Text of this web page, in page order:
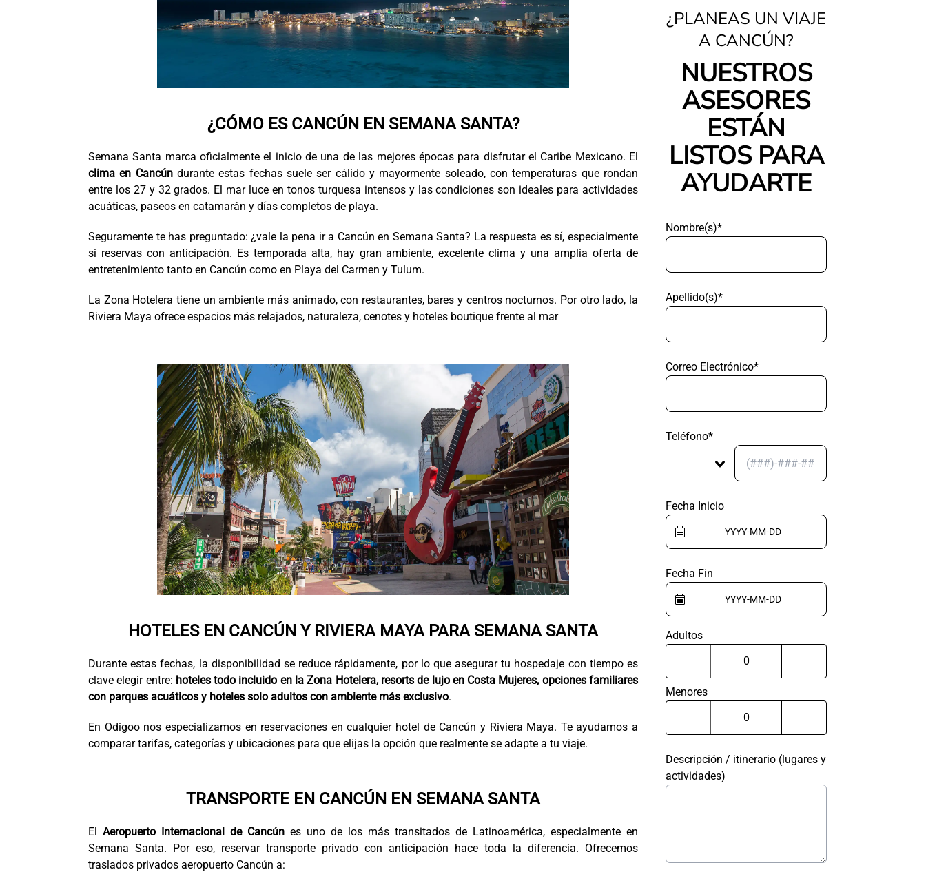
¿CÓMO ES CANCÚN EN SEMANA SANTA?
Semana Santa marca oficialmente el inicio de una de las mejores épocas para disfrutar el Caribe Mexicano. El
clima en Cancúndurante estas fechas suele ser cálido y mayormente soleado, con temperaturas que rondan
entre los 27 y 32 grados. El mar luce en tonos turquesa intensos y las condiciones son ideales para actividades
acuáticas, paseos en catamarán y días completos de playa.
Seguramente te has preguntado: ¿vale la pena ir a Cancún en Semana Santa? La respuesta es sí, especialmente
si reservas con anticipación. Es temporada alta, hay gran ambiente, excelente clima y una amplia oferta de
entretenimiento tanto en Cancún como en Playa del Carmen y Tulum.
La Zona Hotelera tiene un ambiente más animado, con restaurantes, bares y centros nocturnos. Por otro lado, la
Riviera Maya ofrece espacios más relajados, naturaleza, cenotes y hoteles boutique frente al mar
HOTELES EN CANCÚN Y RIVIERA MAYA PARA SEMANA SANTA
Durante estas fechas, la disponibilidad se reduce rápidamente, por lo que asegurar tu hospedaje con tiempo es
clave elegir entre: hoteles todo incluido en la Zona Hotelera, resorts de lujo en Costa Mujeres, opciones familiares
con parques acuáticos y hoteles solo adultos con ambiente más exclusivo.
En Odigoo nos especializamos en reservaciones en cualquier hotel de Cancún y Riviera Maya. Te ayudamos a
comparar tarifas, categorías y ubicaciones para que elijas la opción que realmente se adapte a tu viaje.
TRANSPORTE EN CANCÚN EN SEMANA SANTA
El Aeropuerto Internacional de Cancún es uno de los más transitados de Latinoamérica, especialmente en
Semana Santa. Por eso, reservar transporte privado con anticipación hace toda la diferencia. Ofrecemos
traslados privados aeropuerto Cancún a:
¿PLANEAS UN VIAJE
A CANCÚN?
NUESTROS
ASESORES
ESTÁN
LISTOS PARA
AYUDARTE
Nombre(s)*
Apellido(s)*
Correo Electrónico*
Teléfono*
Fecha Inicio
Fecha Fin
Adultos
Menores
Descripción / itinerario (lugares y
actividades)